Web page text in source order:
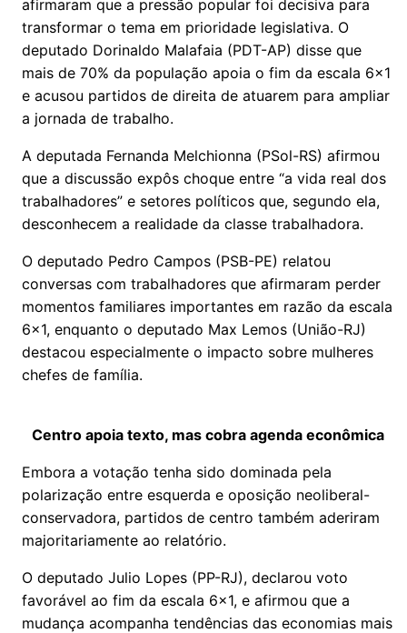
afirmaram que a pressão popular foi decisiva para
transformar o tema em prioridade legislativa. O
deputado Dorinaldo Malafaia (PDT-AP) disse que
mais de 70% da população apoia o fim da escala 6x1
e acusou partidos de direita de atuarem para ampliar
a jornada de trabalho.
A deputada Fernanda Melchionna (PSol-RS) afirmou
que a discussão expôs choque entre “a vida real dos
trabalhadores” e setores políticos que, segundo ela,
desconhecem a realidade da classe trabalhadora.
O deputado Pedro Campos (PSB-PE) relatou
conversas com trabalhadores que afirmaram perder
momentos familiares importantes em razão da escala
6x1, enquanto o deputado Max Lemos (União-RJ)
destacou especialmente o impacto sobre mulheres
chefes de família.
Centro apoia texto, mas cobra agenda econômica
Embora a votação tenha sido dominada pela
polarização entre esquerda e oposição neoliberal-
conservadora, partidos de centro também aderiram
majoritariamente ao relatório.
O deputado Julio Lopes (PP-RJ), declarou voto
favorável ao fim da escala 6x1, e afirmou que a
mudança acompanha tendências das economias mais